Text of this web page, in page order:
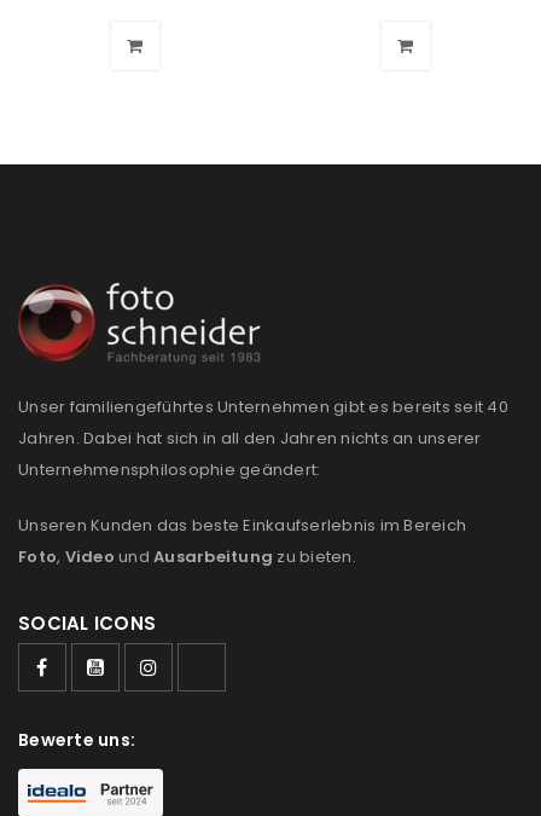
Unser familiengeführtes Unternehmen gibt es bereits seit 40
Jahren. Dabei hat sich in all den Jahren nichts an unserer
Unternehmensphilosophie geändert:
Unseren Kunden das beste Einkaufserlebnis im Bereich
Foto, Video und Ausarbeitung zu bieten.
SOCIAL ICONS
Bewerte uns: